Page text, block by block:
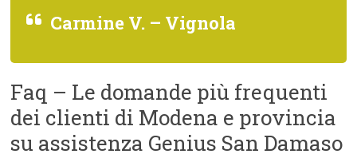
Carmine V. – Vignola
Faq – Le domande più frequenti
dei clienti di Modena e provincia
su assistenza Genius San Damaso